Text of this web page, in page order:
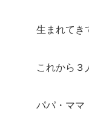
生まれてき
これから３
パパ・ママ